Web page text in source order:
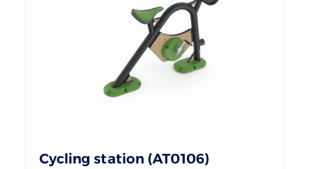
Cycling station (AT0106)